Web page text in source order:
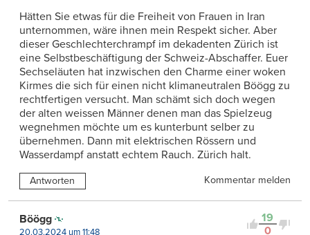
Hätten Sie etwas für die Freiheit von Frauen in Iran
unternommen, wäre ihnen mein Respekt sicher. Aber
dieser Geschlechterchrampf im dekadenten Zürich ist
eine Selbstbeschäftigung der Schweiz-Abschaffer. Euer
Sechseläuten hat inzwischen den Charme einer woken
Kirmes die sich für einen nicht klimaneutralen Böögg zu
rechtfertigen versucht. Man schämt sich doch wegen
der alten weissen Männer denen man das Spielzeug
wegnehmen möchte um es kunterbunt selber zu
übernehmen. Dann mit elektrischen Rössern und
Wasserdampf anstatt echtem Rauch. Zürich halt.
Antworten Kommentar melden
19
0
Böögg
20.03.2024 um 11:48